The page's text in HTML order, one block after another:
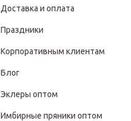
Доставка и оплата
Праздники
Корпоративным клиентам
Блог
Эклеры оптом
Имбирные пряники оптом